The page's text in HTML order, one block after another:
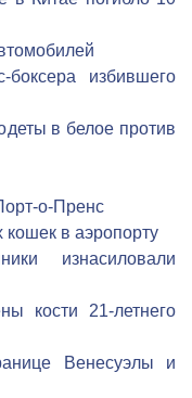
избившего
в белое против
о-Пренс
в аэропорту
изнасиловали
кости 21-летнего
Венесуэлы и